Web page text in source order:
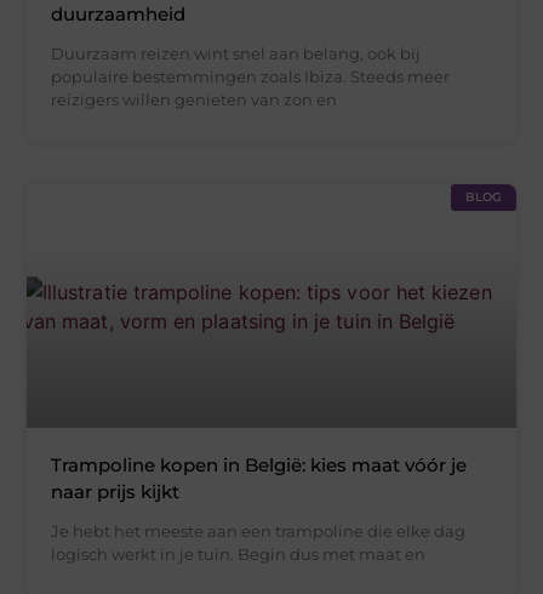
duurzaamheid
Duurzaam reizen wint snel aan belang, ook bij
populaire bestemmingen zoals Ibiza. Steeds meer
reizigers willen genieten van zon en
BLOG
Trampoline kopen in België: kies maat vóór je
naar prijs kijkt
Je hebt het meeste aan een trampoline die elke dag
logisch werkt in je tuin. Begin dus met maat en